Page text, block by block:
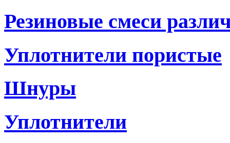
Резиновые смеси
Уплотнители пористые
Шнуры
Уплотнители